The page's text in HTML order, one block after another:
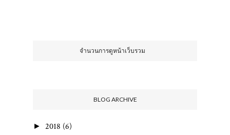
จำนวนการดูหน้าเว็บรวม
BLOG ARCHIVE
► 2018 (6)